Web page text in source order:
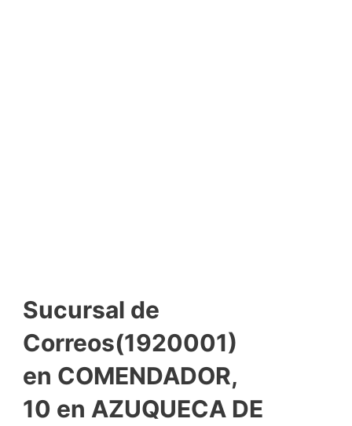
Sucursal de
Correos(1920001)
en COMENDADOR,
10 en AZUQUECA DE